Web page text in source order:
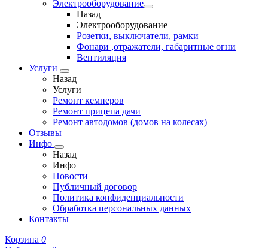
Электрооборудование
Назад
Электрооборудование
Розетки, выключатели, рамки
Фонари ,отражатели, габаритные огни
Вентиляция
Услуги
Назад
Услуги
Ремонт кемперов
Ремонт прицепа дачи
Ремонт автодомов (домов на колесах)
Отзывы
Инфо
Назад
Инфо
Новости
Публичный договор
Политика конфиденциальности
Обработка персональных данных
Контакты
Корзина 0